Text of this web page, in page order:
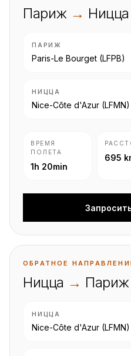
Париж → Ницца
ПАРИЖ
Paris-Le Bourget (LFPB)
НИЦЦА
Nice-Côte d'Azur (LFMN)
ВРЕМЯ
ПОЛЕТА
1h 20min
695
ОБРАТНОЕ
Ницца → Париж
НИЦЦА
Nice-Côte d'Azur (LFMN)